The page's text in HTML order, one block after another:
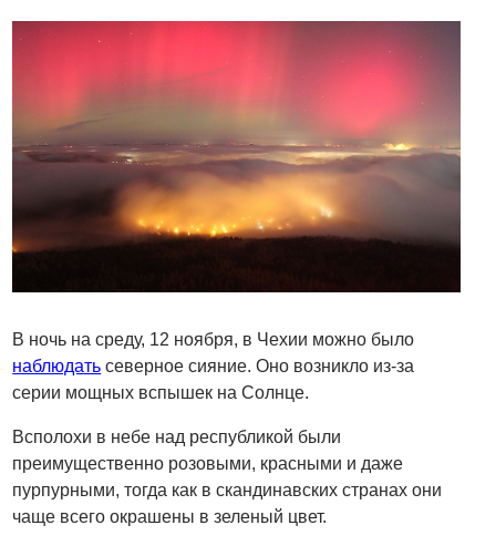
В ночь на среду, 12 ноября, в Чехии можно было
наблюдать северное сияние. Оно возникло из-за
серии мощных вспышек на Солнце.
Всполохи в небе над республикой были
преимущественно розовыми, красными и даже
пурпурными, тогда как в скандинавских странах они
чаще всего окрашены в зеленый цвет.